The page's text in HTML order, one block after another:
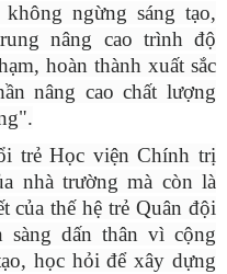
ngừng sáng tạo,
nâng cao trình độ
hoàn thành xuất sắc
nâng cao chất lượng
trẻ Học viện Chính trị
nhà trường mà còn là
của thế hệ trẻ Quân đội
sàng dấn thân vì cộng
học hỏi để xây dựng